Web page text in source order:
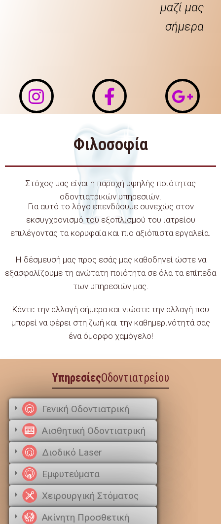
μαζί μας
σήμερα
Φιλοσοφία
Στόχος μας είναι η παροχή υψηλής ποιότητας
οδοντιατρικών υπηρεσιών.
Για αυτό το λόγο επενδύουμε συνεχώς στον
εκσυγχρονισμό του εξοπλισμού του ιατρείου
επιλέγοντας τα κορυφαία και πιο αξιόπιστα εργαλεία.
Η δέσμευσή μας προς εσάς μας καθοδηγεί ώστε να
εξασφαλίζουμε τη ανώτατη ποιότητα σε όλα τα επίπεδα
των υπηρεσιών μας.
Κάντε την αλλαγή σήμερα και νιώστε την αλλαγή που
μπορεί να φέρει στη ζωή και την καθημερινότητά σας
ένα όμορφο χαμόγελο!
ΥπηρεσίεςΟδοντιατρείου
Γενική Οδοντιατρική
Αισθητική Οδοντιατρική
Διοδικό Laser
Εμφυτεύματα
Χειρουργική Στόματος
Ακίνητη Προσθετική